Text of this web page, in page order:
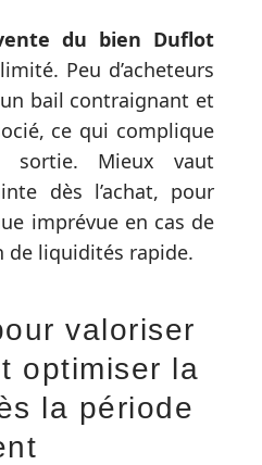
du bien Duflot
Peu d’acheteurs
bail contraignant et
ce qui complique
sortie. Mieux vaut
dès l’achat, pour
imprévue en cas de
de liquidités rapide.
valoriser
optimiser la
la période